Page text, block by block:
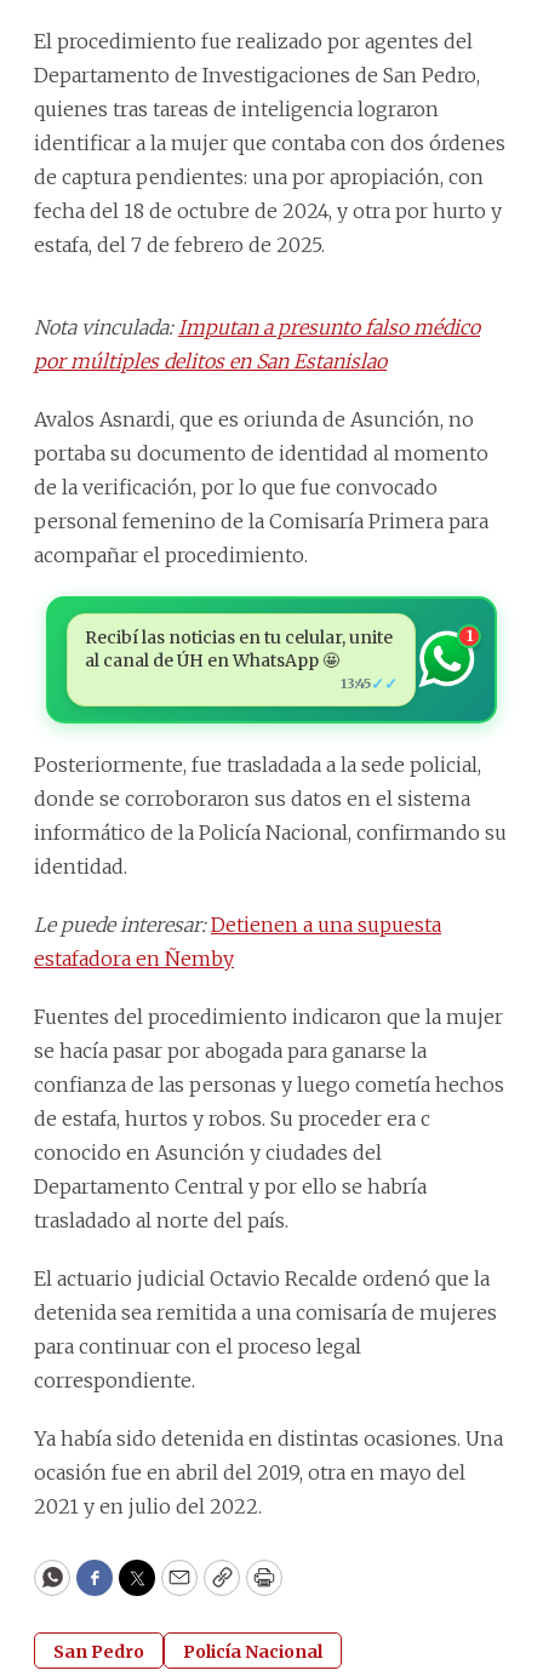
El procedimiento fue realizado por agentes del
Departamento de Investigaciones de San Pedro,
quienes tras tareas de inteligencia lograron
identificar a la mujer que contaba con dos órdenes
de captura pendientes: una por apropiación, con
fecha del 18 de octubre de 2024, y otra por hurto y
estafa, del 7 de febrero de 2025.
Nota vinculada: Imputan a presunto falso médico
por múltiples delitos en San Estanislao
Avalos Asnardi, que es oriunda de Asunción, no
portaba su documento de identidad al momento
de la verificación, por lo que fue convocado
personal femenino de la Comisaría Primera para
acompañar el procedimiento.
Recibí las noticias en tu celular, unite
al canal de ÚH en WhatsApp 🤩
13:45✓✓
1
Posteriormente, fue trasladada a la sede policial,
donde se corroboraron sus datos en el sistema
informático de la Policía Nacional, confirmando su
identidad.
Le puede interesar:Detienen a una supuesta
estafadora en Ñemby
Fuentes del procedimiento indicaron que la mujer
se hacía pasar por abogada para ganarse la
confianza de las personas y luego cometía hechos
de estafa, hurtos y robos. Su proceder era c
conocido en Asunción y ciudades del
Departamento Central y por ello se habría
trasladado al norte del país.
El actuario judicial Octavio Recalde ordenó que la
detenida sea remitida a una comisaría de mujeres
para continuar con el proceso legal
correspondiente.
Ya había sido detenida en distintas ocasiones. Una
ocasión fue en abril del 2019, otra en mayo del
2021 y en julio del 2022.
WhatsApp
Facebook
Twitter
EmailCopyPrint
San Pedro Policía Nacional